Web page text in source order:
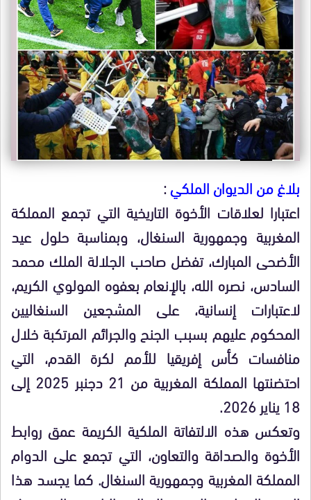
بلاغ من الديوان الملكي:
اعتبارا لعلاقات الأخوة التاريخية التي تجمع المملكة
المغربية وجمهورية السنغال، وبمناسبة حلول عيد
الأضحى المبارك، تفضل صاحب الجلالة الملك محمد
السادس، نصره الله، بالإنعام بعفوه المولوي الكريم،
لاعتبارات إنسانية، على المشجعين السنغاليين
المحكوم عليهم بسبب الجنح والجرائم المرتكبة خلال
منافسات كأس إفريقيا للأمم لكرة القدم، التي
احتضنتها المملكة المغربية من 21 دجنبر 2025 إلى
18 يناير 2026.
وتعكس هذه الالتفاتة الملكية الكريمة عمق روابط
الأخوة والصداقة والتعاون، التي تجمع على الدوام
المملكة المغربية وجمهورية السنغال. كما يجسد هذا